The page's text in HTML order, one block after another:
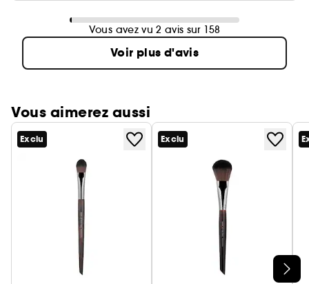
Vous avez vu 2 avis sur 158
Voir plus d'avis
Vous aimerez aussi
Ignorer le carrousel produits
Exclu Exclu